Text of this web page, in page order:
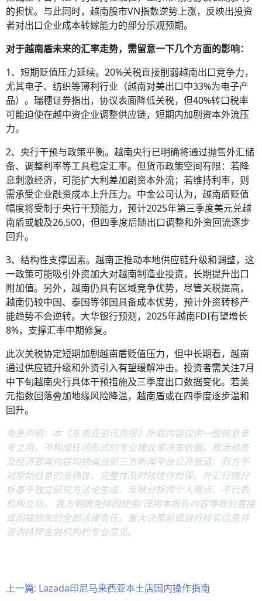
的担忧。与此同时，越南股市VN指数逆势上涨，反映出投资
者对出口企业成本转嫁能力的部分乐观预期。
对于越南盾未来的汇率走势，需留意一下几个方面的影响：
1、短期贬值压力延续。20%关税直接削弱越南出口竞争力，
尤其电子、纺织等薄利行业（越南对美出口中33%为电子产
品）。瑞穗证券指出，协议表面降低关税，但40%转口税率
可能迫使在越中资企业调整供应链，短期内加剧资本外流压
力。
2、央行干预与政策平衡。越南央行已明确将通过抛售外汇储
备、调整利率等工具稳定汇率。但货币政策空间有限：若降
息刺激经济，可能扩大利差加剧资本外流；若维持利率，则
需承受企业融资成本上升压力。中金公司认为，越南盾贬值
幅度将受制于央行干预能力，预计2025年第三季度美元兑越
南盾或触及26,500，但四季度后随出口调整和外资回流逐步
回升。
3、结构性支撑因素。越南正推动本地供应链升级和调整，这
一政策可能吸引外资加大对越南制造业投资，长期提升出口
附加值。另外，越南仍具有区域竞争优势，尽管关税提高，
越南仍较中国、泰国等邻国具备成本优势，预计外资转移产
能趋势不会逆转。大华银行预测，2025年越南FDI有望增长
8%，支撑汇率中期修复。
此次关税协定短期加剧越南盾贬值压力，但中长期看，越南
通过供应链升级和外资引入有望缓解冲击。投资者需关注7月
中下旬越南央行具体干预措施及三季度出口数据变化。若美
元指数回落叠加地缘风险降温，越南盾或在四季度逐步温和
回升。
免责声明：本《东南亚资讯周报》所载内容仅供一般信息参
考之用，不构成任何形式的专业建议或决策依据。政治动态
及经济要闻内容均摘编自第三方新闻平台公开报道，我方不
对原始信息的准确性、完整性及时效性作担保。外汇行情分
析基于独立研究方法论生成，反映分析师个人观点，不代表
机构立场。 我方明确免除因使用/误用本报告内容导致的直接
或间接损失的全部法律责任。重大决策前请自行核实信息并
咨询持牌金融机构的专业意见。
上一篇: Lazada印尼马来西亚本土店国内操作指南